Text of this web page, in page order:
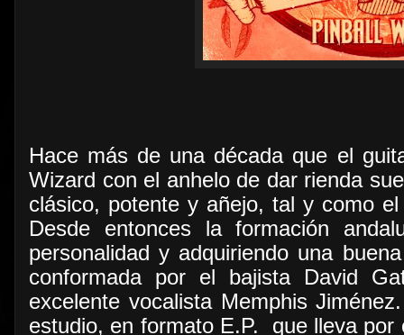
Hace más de una década que el
Wizard con el anhelo de dar rienda
clásico, potente y añejo, tal y como
Desde entonces la formación
personalidad y adquiriendo una
conformada por el bajista David
excelente vocalista Memphis
estudio, en formato E.P.
que lleva por